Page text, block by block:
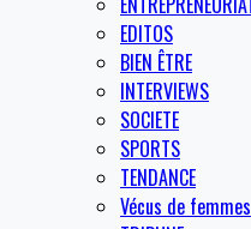
EDITOS
BIEN ÊTRE
INTERVIEWS
SOCIETE
SPORTS
TENDANCE
Vécus de femmes